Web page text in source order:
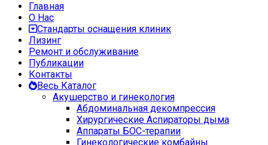
Главная
О Нас
Стандарты оснащения клиник
Лизинг
Ремонт и обслуживание
Публикации
Контакты
Весь Каталог
Акушерство и гинекология
Абдоминальная декомпрессия
Хирургические Аспираторы дыма
Аппараты БОС-терапии
Гинекологические комбайны